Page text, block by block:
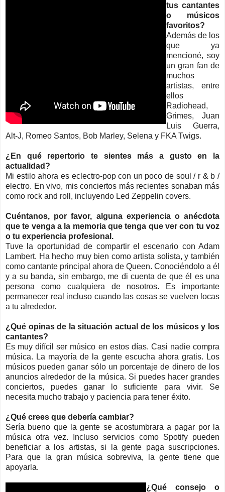
tus cantantes
o músicos
favoritos?
Además de los
que ya
mencioné, soy
un gran fan de
muchos
artistas, entre
ellos
Radiohead,
Grimes, Juan
Luis Guerra,
Alt-J, Romeo Santos, Bob Marley, Selena y FKA Twigs.
¿En qué repertorio te sientes más a gusto en la
actualidad?
Mi estilo ahora es eclectro-pop con un poco de soul / r & b /
electro. En vivo, mis conciertos más recientes sonaban más
como rock and roll, incluyendo Led Zeppelin covers.
Cuéntanos, por favor, alguna experiencia o anécdota
que te venga a la memoria que tenga que ver con tu voz
o tu experiencia profesional.
Tuve la oportunidad de compartir el escenario con Adam
Lambert. Ha hecho muy bien como artista solista, y también
como cantante principal ahora de Queen. Conociéndolo a él
y a su banda, sin embargo, me di cuenta de que él es una
persona como cualquiera de nosotros. Es importante
permanecer real incluso cuando las cosas se vuelven locas
a tu alrededor.
¿Qué opinas de la situación actual de los músicos y los
cantantes?
Es muy difícil ser músico en estos días. Casi nadie compra
música. La mayoría de la gente escucha ahora gratis. Los
músicos pueden ganar sólo un porcentaje de dinero de los
anuncios alrededor de la música. Si puedes hacer grandes
conciertos, puedes ganar lo suficiente para vivir. Se
necesita mucho trabajo y paciencia para tener éxito.
¿Qué crees que debería cambiar?
Sería bueno que la gente se acostumbrara a pagar por la
música otra vez. Incluso servicios como Spotify pueden
beneficiar a los artistas, si la gente paga suscripciones.
Para que la gran música sobreviva, la gente tiene que
apoyarla.
¿Qué consejo o